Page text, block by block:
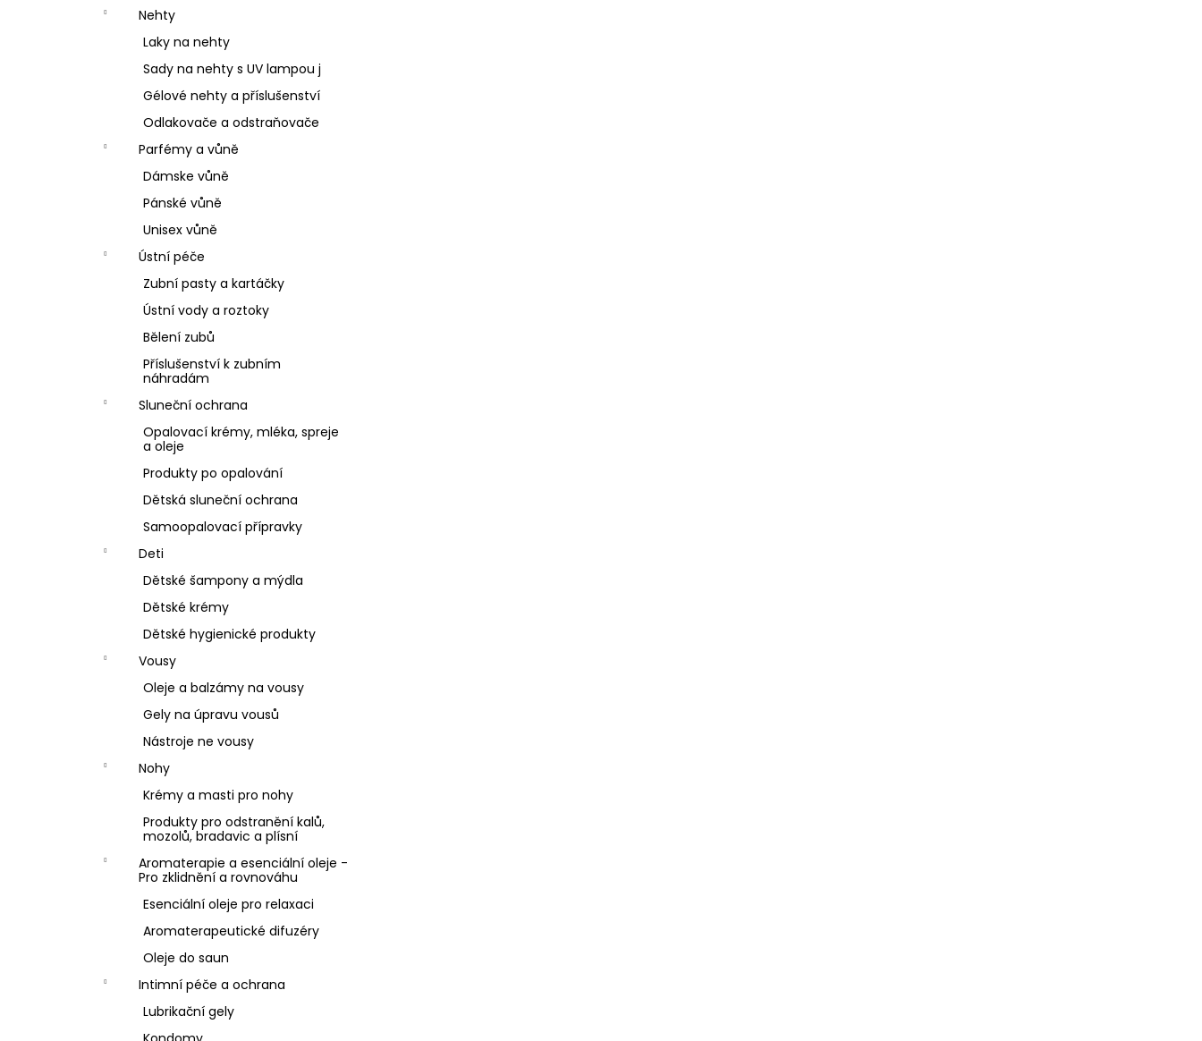
Nehty
Laky na nehty
Sady na nehty s UV lampou j
Gélové nehty a příslušenství
Odlakovače a odstraňovače
Parfémy a vůně
Dámske vůně
Pánské vůně
Unisex vůně
Ústní péče
Zubní pasty a kartáčky
Ústní vody a roztoky
Bělení zubů
Příslušenství k zubním
náhradám
Sluneční ochrana
Opalovací krémy, mléka, spreje
a oleje
Produkty po opalování
Dětská sluneční ochrana
Samoopalovací přípravky
Deti
Dětské šampony a mýdla
Dětské krémy
Dětské hygienické produkty
Vousy
Oleje a balzámy na vousy
Gely na úpravu vousů
Nástroje ne vousy
Nohy
Krémy a masti pro nohy
Produkty pro odstranění kalů,
mozolů, bradavic a plísní
Aromaterapie a esenciální oleje -
Pro zklidnění a rovnováhu
Esenciální oleje pro relaxaci
Aromaterapeutické difuzéry
Oleje do saun
Intimní péče a ochrana
Lubrikační gely